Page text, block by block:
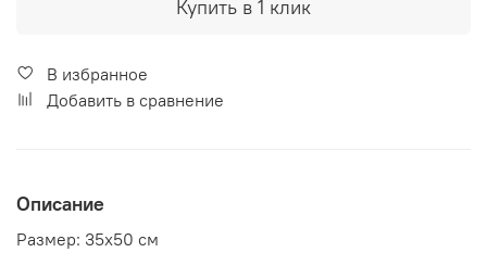
Купить в 1 клик
В избранное
Добавить в сравнение
Описание
Размер: 35х50 см